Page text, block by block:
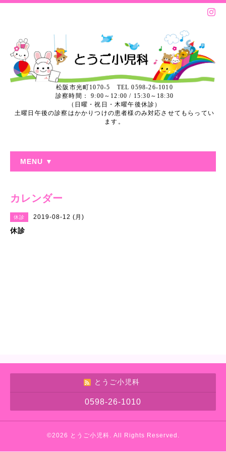
松阪市光町1070-5 TEL 0598-26-1010
診察時間： 9:00～12:00 / 15:30～18:30
（日曜・祝日・木曜午後休診）
土曜日午後の診察はかかりつけの患者様のみ対応させてもらってい
ます。
MENU ▼
カレンダー
休診 2019-08-12 (月)
休診
とうご小児科
0598-26-1010
©2026 とうご小児科 . All Rights Reserved.